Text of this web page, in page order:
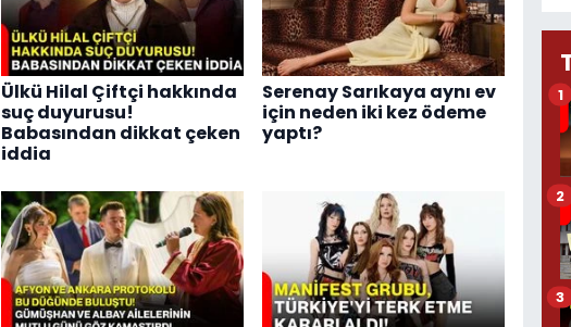
Ülkü Hilal Çiftçi hakkında
suç duyurusu!
Babasından dikkat çeken
iddia
Serenay Sarıkaya aynı ev
için neden iki kez ödeme
yaptı?
1
2
3